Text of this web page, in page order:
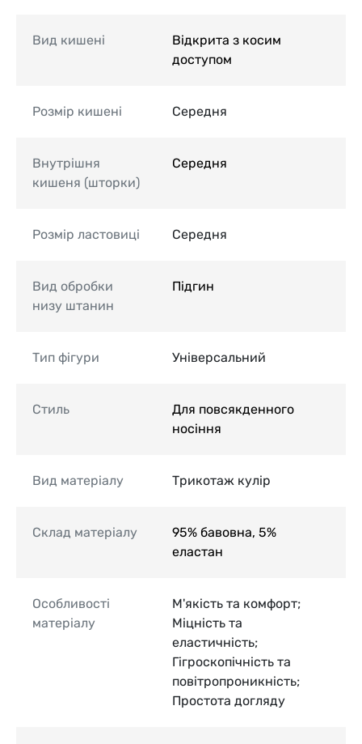
Вид кишені
Відкрита з косим
доступом
Розмір кишені Середня
Внутрішня
кишеня (шторки)
Середня
Розмір ластовиці Середня
Вид обробки
низу штанин
Підгин
Тип фігури Універсальний
Стиль
Для повсякденного
носіння
Вид матеріалу Трикотаж кулір
Склад матеріалу
95% бавовна, 5%
еластан
Особливості
матеріалу
М'якість та комфорт;
Міцність та
еластичність;
Гігроскопічність та
повітропроникність;
Простота догляду